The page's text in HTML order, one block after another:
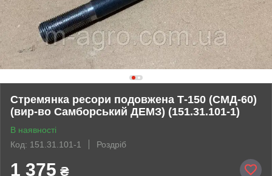
Стремянка ресори подовжена Т-150 (СМД-60)
(вир-во Самборський ДЕМЗ) (151.31.101-1)
В наявності
Код: 151.31.101-1
Роздріб
1 375 ₴